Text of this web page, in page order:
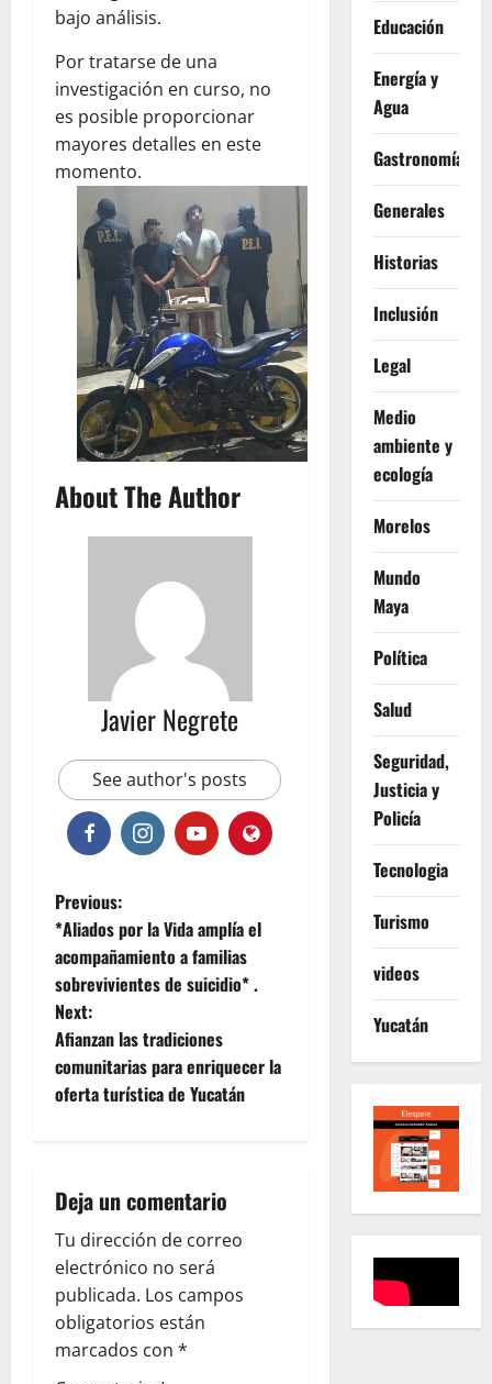
bajo análisis.
Por tratarse de una
investigación en curso, no
es posible proporcionar
mayores detalles en este
momento.
About The Author
Javier Negrete
See author's posts
P
o
s
t
n
v
i
g
a
t
Previous:
*Aliados por la Vida amplía el
acompañamiento a familias
sobrevivientes de suicidio* .
Next:
Afianzan las tradiciones
comunitarias para enriquecer la
oferta turística de Yucatán
Deja un comentario
Tu dirección de correo
electrónico no será
publicada. Los campos
obligatorios están
marcados con *
Educación
Energía y
Agua
Gastronomía
Generales
Historias
Inclusión
Legal
Medio
ambiente y
ecología
Morelos
Mundo
Maya
Política
Salud
Seguridad,
Justicia y
Policía
Tecnologia
Turismo
videos
Yucatán